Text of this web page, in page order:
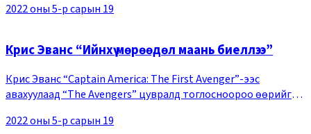
and Thunder” кино баг шинэ зургийг олон
2022 оны 5-р сарын 19
Крис Эванс “Ийнхүү мөрөөдөл маань биеллээ”
Крис Эванс “Captain America: The First Avenger”-ээс
авахуулаад “The Avengers” цувралд тоглосноороо өөрийгөө
бахархах тэрээр Базз Лайтерийн дүрд дуу
2022 оны 5-р сарын 19